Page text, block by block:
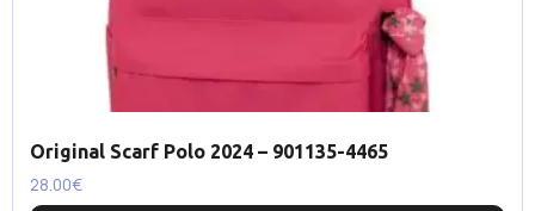
Original Scarf Polo 2024 – 901135-4465
28.00€